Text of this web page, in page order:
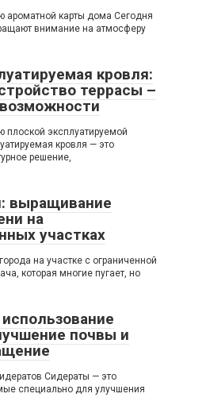
ароматной карты дома Сегодня
внимание на атмосферу
кровля:
террасы –
плоской эксплуатируемой
кровля — это
решение,
выращивание
на
участках
на участке с ограниченной
которая многие пугает, но
почвы и
Сидераты — это
специально для улучшения